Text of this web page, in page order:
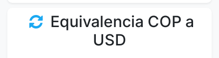
Equivalencia COP a
USD